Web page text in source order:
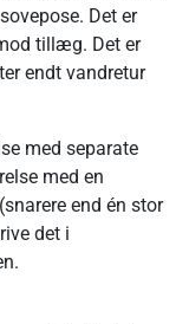
Det er
tillæg. Det er
endt vandretur
med separate
med en
end én stor
det i